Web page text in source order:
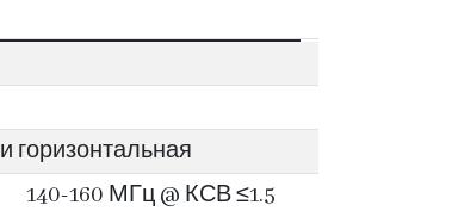
горизонтальная
140-160 МГц @ КСВ ≤1.5